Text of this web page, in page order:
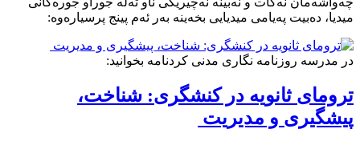
میدیا، دەبیت پەیامی میدیایی بخەینە بەر ئەم پینج پرسیارەوە:
در مدرسه روزنامه نگاری مدنی کردنامه بخوانید:
ترومای ثانویه در کنشگری: شناخت،
پیشگیری و مدیریت ‍